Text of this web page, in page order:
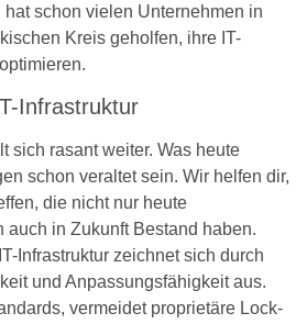
schon vielen Unternehmen in
Kreis geholfen, ihre IT-
Infrastruktur
sich rasant weiter. Was heute
schon veraltet sein. Wir helfen dir,
die nicht nur heute
auch in Zukunft Bestand haben.
Infrastruktur zeichnet sich durch
und Anpassungsfähigkeit aus.
vermeidet proprietäre Lock-